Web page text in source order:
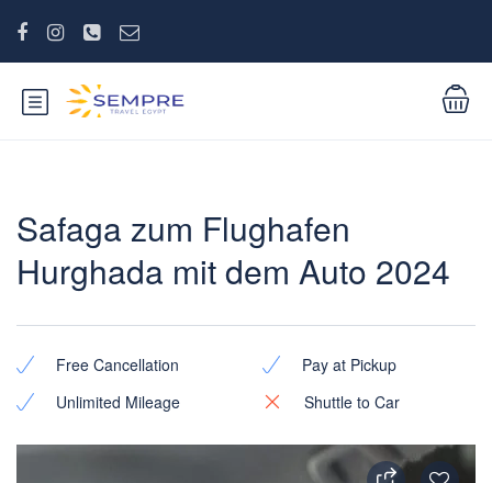
Safaga zum Flughafen
Hurghada mit dem Auto 2024
Free Cancellation
Pay at Pickup
Unlimited Mileage
Shuttle to Car